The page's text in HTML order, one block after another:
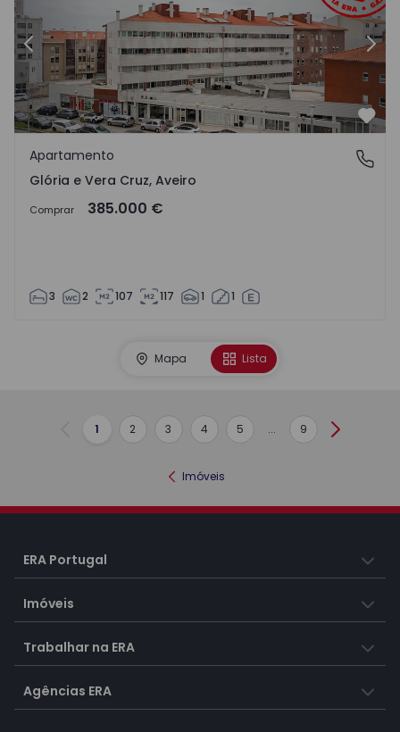
Anterior
Glória e Vera Cruz, Aveiro
Apartamento
Glória e Vera Cruz, Aveiro
Comprar 385.000 €
3 2 107 117 1 1
Mapa Lista
Anterior
1 2 3 4 5 ... 9 Seguinte
Imóveis
ERA Portugal
Imóveis
Trabalhar na ERA
Agências ERA